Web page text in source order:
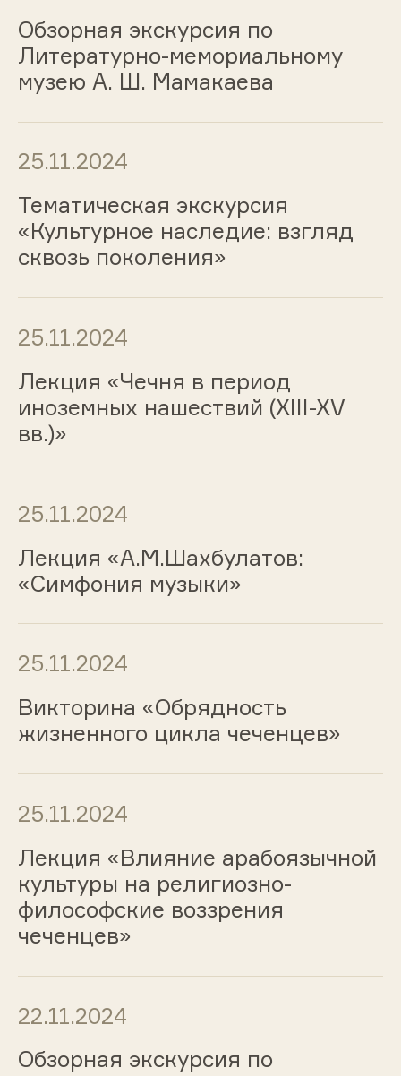
Обзорная экскурсия по
Литературно-мемориальному
музею А. Ш. Мамакаева
25.11.2024
Тематическая экскурсия
«Культурное наследие: взгляд
сквозь поколения»
25.11.2024
Лекция «Чечня в период
иноземных нашествий (XIII-XV
вв.)»
25.11.2024
Лекция «А.М.Шахбулатов:
«Симфония музыки»
25.11.2024
Викторина «Обрядность
жизненного цикла чеченцев»
25.11.2024
Лекция «Влияние арабоязычной
культуры на религиозно-
философские воззрения
чеченцев»
22.11.2024
Обзорная экскурсия по